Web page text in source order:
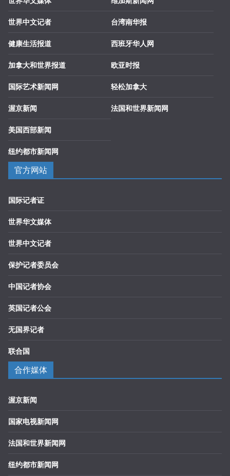
世界中文记者
健康生活报道
加拿大和世界报道
国际艺术新闻网
渥京新闻
美国西部新闻
纽约都市新闻网
台湾南华报
西班牙华人网
欧亚时报
轻松加拿大
法国和世界新闻网
官方网站
国际记者证
世界华文媒体
世界中文记者
保护记者委员会
中国记者协会
英国记者公会
无国界记者
联合国
合作媒体
渥京新闻
国家电视新闻网
法国和世界新闻网
纽约都市新闻网